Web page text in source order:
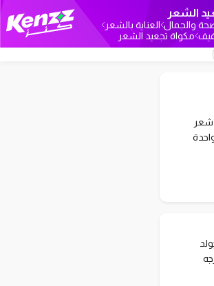
الشعر
والجمال العناية بالشعر
مكواة تجعيد الشعر
شعر